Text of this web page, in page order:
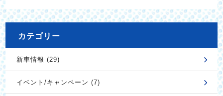
カテゴリー
新車情報 (29)
イベント/キャンペーン (7)